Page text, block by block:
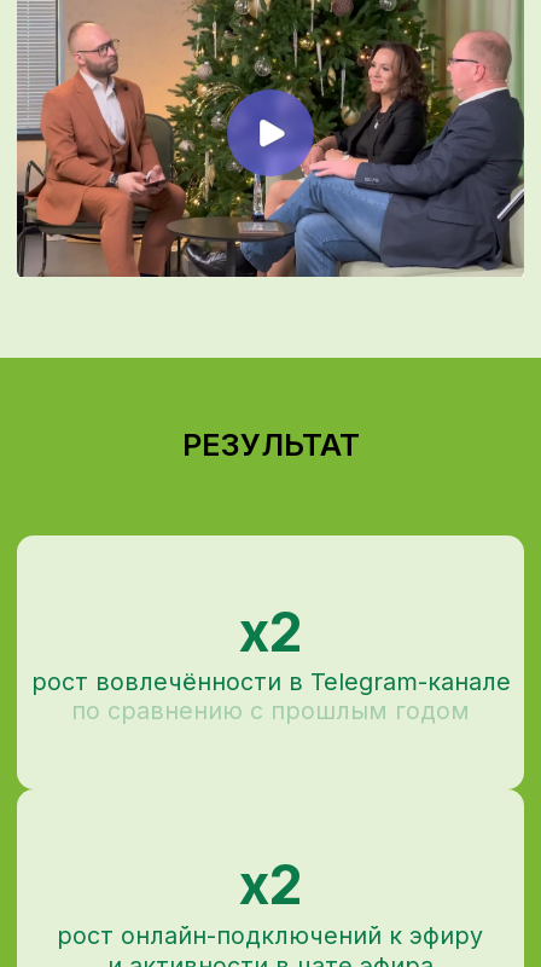
КАК С НАМИ
СВ
ЯЗАТЬСЯ
Согласен на обработку моих
в соответствии сполитикой
конфиденциальности
[ Оставить заявку на проект ]
Написать в телеграм